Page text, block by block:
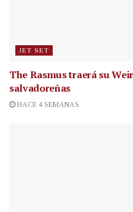
JET SET
The Rasmus traerá su
salvadoreñas
HACE 4 SEMANAS